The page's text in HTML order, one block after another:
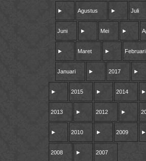
► Agustus ► Juli
Juni ► Mei ►
► Maret ► Februari
Januari ► 2017 ►
► 2015 ► 2014 ►
2013 ► 2012 ►
► 2010 ► 2009 ►
2008 ► 2007